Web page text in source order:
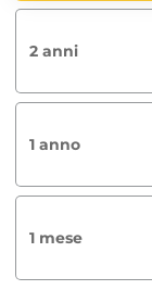
2 anni
1 anno
1 mese